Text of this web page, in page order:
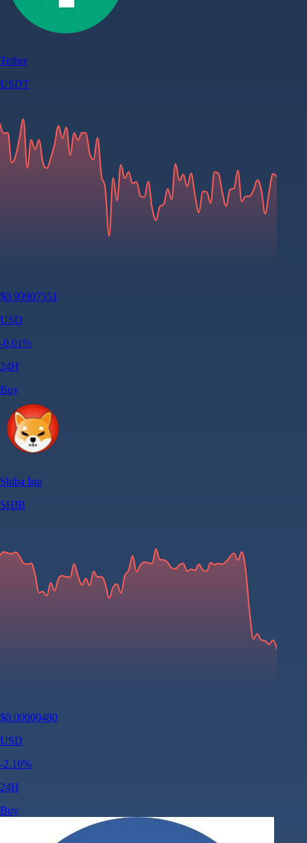
Tether
USDT
$0.99907551
USD
-0.01%
24H
Buy
Shiba Inu
SHIB
$0.00000480
USD
-2.16%
24H
Buy